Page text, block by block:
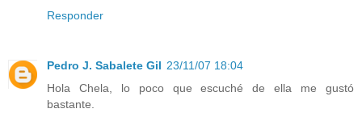
Responder
Pedro J. Sabalete Gil 23/11/07 18:04
Hola Chela, lo poco que escuché de ella me gustó
bastante.